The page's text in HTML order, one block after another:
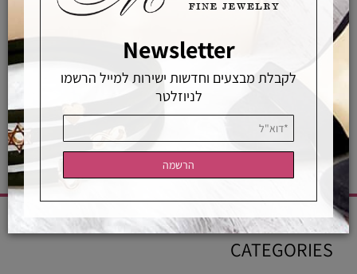
רכישה מאובטחת
אחראיות בלעדית משלוחים מהירים רכישה מאובטחת
CATEGORIES
Newsletter
לקבלת מבצעים וחדשות ישירות למייל הרשמו
לניוזלטר